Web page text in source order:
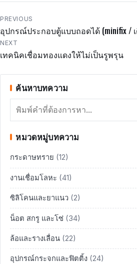
แนะแนว
เรื่อง
PREVIOUS
อุปกรณ์ประกอบตู้แบบถอดได้ (minifix / เ
NEXT
เทคนิคเชื่อมทองแดงให้ไม่เป็นรูพรุน
ค้นหาบทความ
ค้นหา
หมวดหมู่บทความ
กระดาษทราย (12)
งานเชื่อมโลหะ (41)
ซิลิโคนและยาแนว (2)
น็อต สกรู และโซ่ (34)
ล้อและรางเลื่อน (22)
อุปกรณ์กระจกและฟิตติ้ง (24)